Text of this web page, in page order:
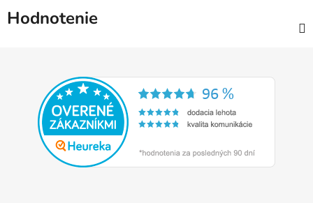
Hodnotenie